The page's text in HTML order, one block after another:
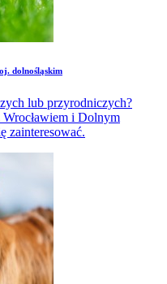
dolnośląskim
lub przyrodniczych?
Wrocławiem i Dolnym
zainteresować.